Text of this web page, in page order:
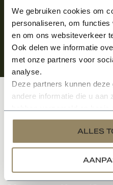
We gebruiken cookies om
personaliseren, om
en om ons websiteverkeer
Ook delen we informatie
met onze partners voor
analyse.
Deze partners kunnen
andere informatie die u aan
services.
ALLES
Klantenservice
Categorieën